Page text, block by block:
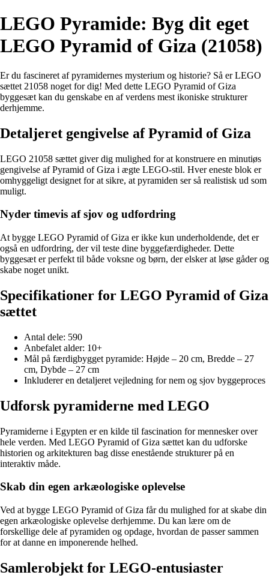
LEGO Pyramide: Byg dit eget
LEGO Pyramid of Giza (21058)
Er du fascineret af pyramidernes mysterium og historie? Så er LEGO
sættet 21058 noget for dig! Med dette LEGO Pyramid of Giza
byggesæt kan du genskabe en af verdens mest ikoniske strukturer
derhjemme.
Detaljeret gengivelse af Pyramid of Giza
LEGO 21058 sættet giver dig mulighed for at konstruere en minutiøs
gengivelse af Pyramid of Giza i ægte LEGO-stil. Hver eneste blok er
omhyggeligt designet for at sikre, at pyramiden ser så realistisk ud som
muligt.
Nyder timevis af sjov og udfordring
At bygge LEGO Pyramid of Giza er ikke kun underholdende, det er
også en udfordring, der vil teste dine byggefærdigheder. Dette
byggesæt er perfekt til både voksne og børn, der elsker at løse gåder og
skabe noget unikt.
Specifikationer for LEGO Pyramid of Giza
sættet
Antal dele: 590
Anbefalet alder: 10+
Mål på færdigbygget pyramide: Højde – 20 cm, Bredde – 27
cm, Dybde – 27 cm
Inkluderer en detaljeret vejledning for nem og sjov byggeproces
Udforsk pyramiderne med LEGO
Pyramiderne i Egypten er en kilde til fascination for mennesker over
hele verden. Med LEGO Pyramid of Giza sættet kan du udforske
historien og arkitekturen bag disse enestående strukturer på en
interaktiv måde.
Skab din egen arkæologiske oplevelse
Ved at bygge LEGO Pyramid of Giza får du mulighed for at skabe din
egen arkæologiske oplevelse derhjemme. Du kan lære om de
forskellige dele af pyramiden og opdage, hvordan de passer sammen
for at danne en imponerende helhed.
Samlerobjekt for LEGO-entusiaster